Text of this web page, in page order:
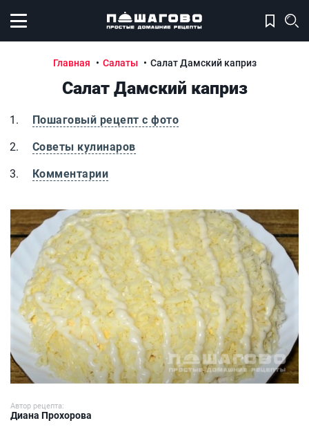
Открыть меню
Главная Салаты Салат Дамский каприз
Салат Дамский каприз
Пошаговый рецепт с фото
Советы кулинаров
Комментарии
Салат Дамский каприз
Автор рецепта:
Диана Прохорова